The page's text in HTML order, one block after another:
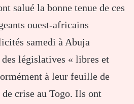
salué la bonne tenue de ces
ouest-africains
samedi à Abuja
législatives « libres et
à leur feuille de
crise au Togo. Ils ont